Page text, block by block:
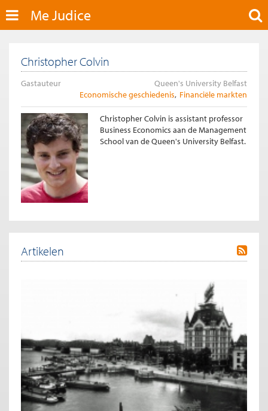
Me Judice
Christopher Colvin
Gastauteur
Queen's University Belfast
Economische geschiedenis Financiële markten
Christopher Colvin is assistant professor
Business Economics aan de Management
School van de Queen's University Belfast.
Artikelen